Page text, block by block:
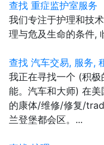
查找 重症监护室服务
我们专注于护理和技
理与危及生命的条件,
查找 汽车交易, 服务,
我正在寻找一个 (积
能。汽车和大师) 在
的康体/维修/修复/
兰登堡都会区。...